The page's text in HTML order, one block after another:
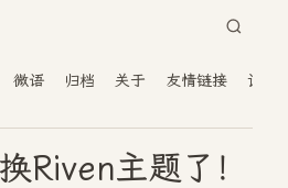
微语 归档 关于 友情链接 读者
Riven主题了！